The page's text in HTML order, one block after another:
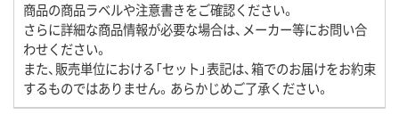
商品の商品ラベルや注意書きをご確認ください。
さらに詳細な商品情報が必要な場合は、メーカー等にお問い合
わせください。
また、販売単位における「セット」表記は、箱でのお届けをお約束
するものではありません。あらかじめご了承ください。